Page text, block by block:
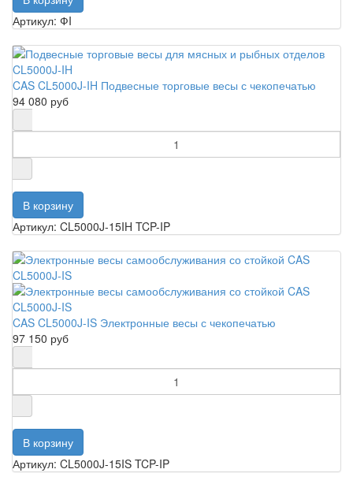
Артикул: ФI
CAS CL5000J-IH Подвесные торговые весы с чекопечатью
94 080 руб
Артикул: CL5000J-15IH TCP-IP
CAS CL5000J-IS Электронные весы с чекопечатью
97 150 руб
Артикул: CL5000J-15IS TCP-IP